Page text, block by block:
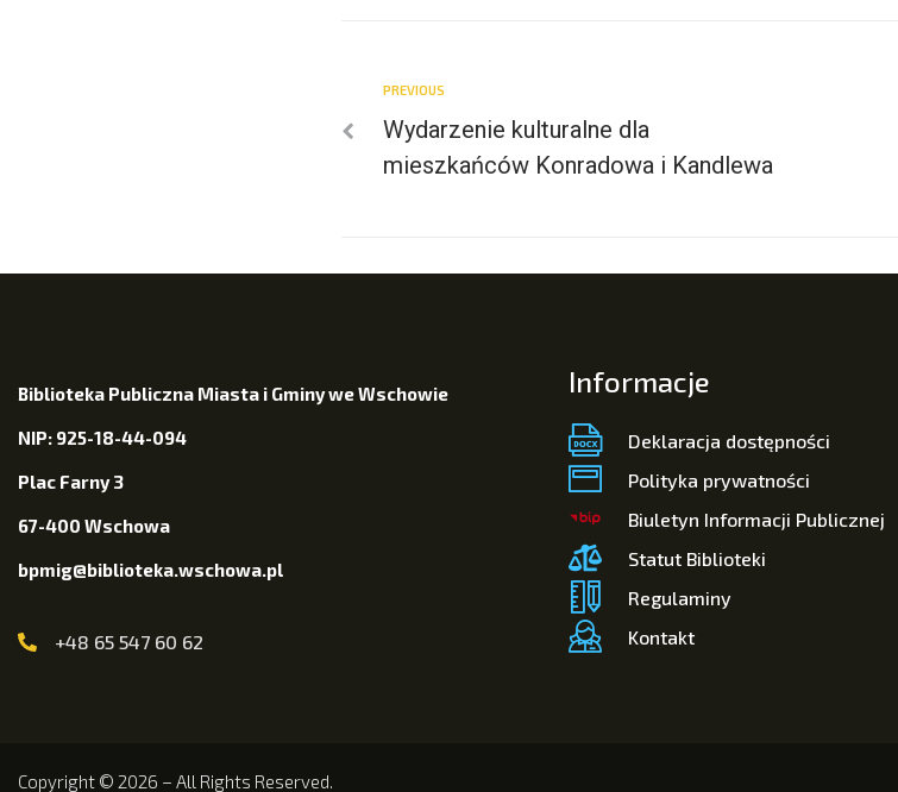
PREVIOUS
Wydarzenie kulturalne dla
mieszkańców Konradowa i Kandlewa
Biblioteka Publiczna Miasta i Gminy we Wschowie
NIP: 925-18-44-094
Plac Farny 3
67-400 Wschowa
bpmig@biblioteka.wschowa.pl
+48 65 547 60 62
Informacje
Deklaracja dostępności
Polityka prywatności
Biuletyn Informacji Publicznej
Statut Biblioteki
Regulaminy
Kontakt
Copyright © 2026 – All Rights Reserved.